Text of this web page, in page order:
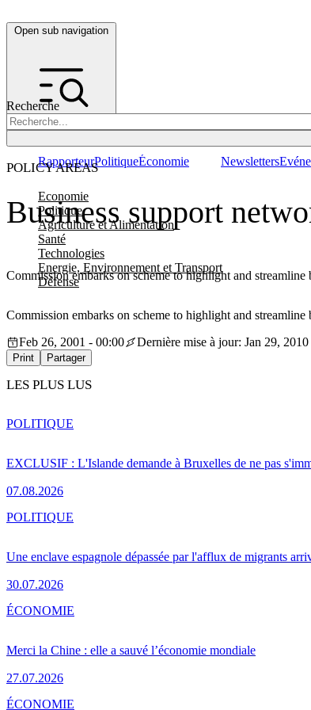
Open sub navigation
Recherche
POLICY AREAS
Economie
Politique
Agriculture et Alimentation
Santé
Technologies
Energie, Environnement et Transport
Défense
RapporteurPolitiqueÉconomie Newsletters
Business support
Commission embarks on scheme to highlight and
Commission embarks on scheme to highlight and
Feb 26, 2001 - 00:00
Dernière mise à jour: Jan 29,
Print Partager
LES PLUS LUS
EXCLUSIF : L'Islande demande à Bruxelles de ne pas
07.08.2026
POLITIQUE
Une enclave espagnole dépassée par l'afflux de migrants
30.07.2026
POLITIQUE
Merci la Chine : elle a sauvé l’économie mondiale
27.07.2026
ÉCONOMIE
ÉCONOMIE